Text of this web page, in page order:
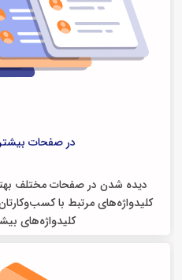
در صفحات
دیده شدن در صفحات مختلف
کلیدواژه‌های مرتبط با
کلیدواژه‌های